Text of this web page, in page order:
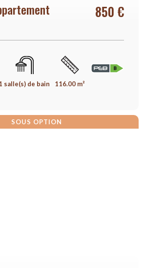
850 €
salle(s) de bain 116.00 m²
SOUS OPTION